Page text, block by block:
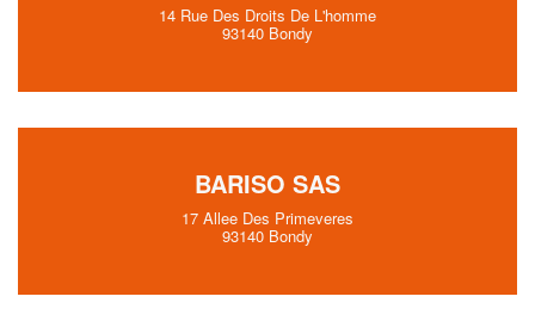
14 Rue Des Droits De L'homme
93140 Bondy
BARISO SAS
17 Allee Des Primeveres
93140 Bondy